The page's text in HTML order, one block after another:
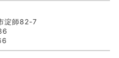
淀師82-7